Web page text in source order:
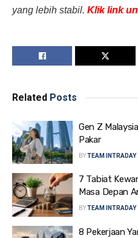
yang lebih stabil. Klik link
Related Posts
Gen Z
Pakar
BYTEAM INTRADAY
7 Tabiat
Masa Depan
BYTEAM INTRADAY
8 Pekerjaan